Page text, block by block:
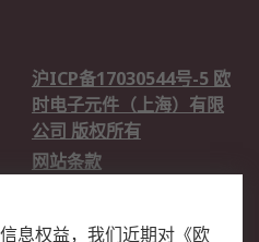
沪ICP备17030544号-5 欧
时电子元件（上海）有限
公司 版权所有
网站条款
息权益，我们近期对 《欧